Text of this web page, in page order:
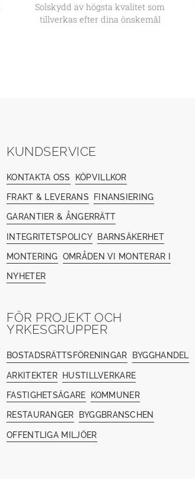
Solskydd av högsta kvalitet som
tillverkas efter dina önskemål
KUNDSERVICE
KONTAKTA OSS
KÖPVILLKOR
FRAKT & LEVERANS FINANSIERING
GARANTIER & ÅNGERRÄTT
INTEGRITETSPOLICY BARNSÄKERHET
MONTERING OMRÅDEN VI MONTERAR I
NYHETER
FÖR PROJEKT OCH
YRKESGRUPPER
BOSTADSRÄTTSFÖRENINGAR
BYGGHANDEL
ARKITEKTER HUSTILLVERKARE
FASTIGHETSÄGARE KOMMUNER
RESTAURANGER BYGGBRANSCHEN
OFFENTLIGA MILJÖER